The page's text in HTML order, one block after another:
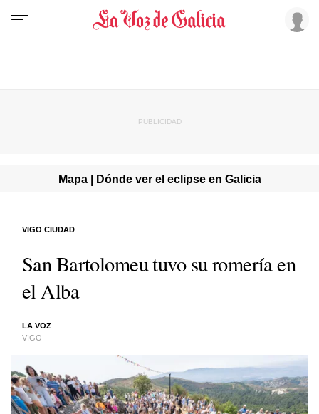
Mapa | Dónde ver el eclipse en Galicia
San Bartolomeu tuvo su romería en
el Alba
LA VOZ
VIGO
VIGO CIUDAD